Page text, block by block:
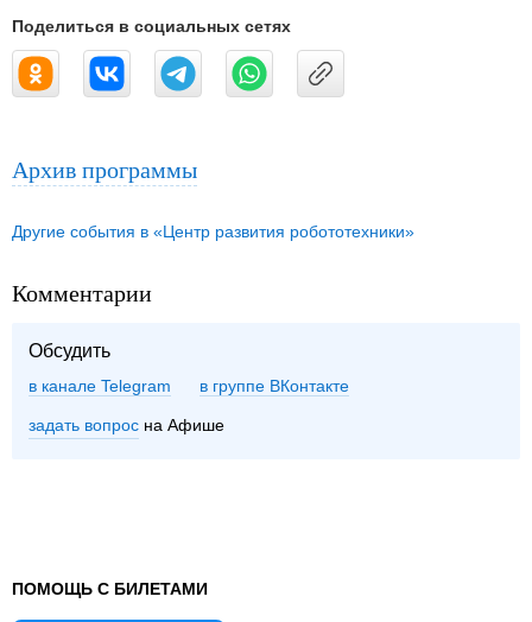
Поделиться в социальных сетях
Архив программы
Другие события в «Центр развития робототехники»
Комментарии
Обсудить
в канале Telegram группе ВКонтакте
задать вопрос на Афише
ПОМОЩЬ С БИЛЕТАМИ